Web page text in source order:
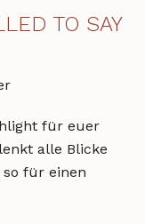
TO SAY
für euer
alle Blicke
für einen